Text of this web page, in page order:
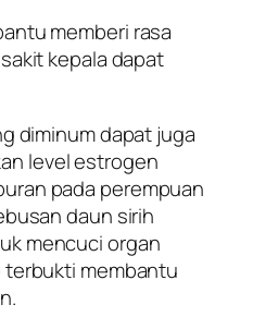
memberi rasa
kepala dapat
diminum dapat juga
level estrogen
pada perempuan
daun sirih
mencuci organ
terbukti membantu